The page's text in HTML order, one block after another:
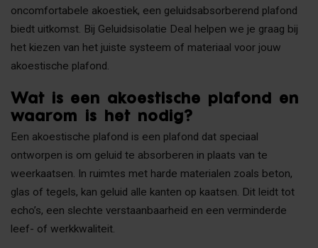
oncomfortabele akoestiek, een geluidsabsorberend plafond
biedt uitkomst. Bij Geluidsisolatie Deal helpen we je graag bij
het kiezen van het juiste systeem of materiaal voor jouw
akoestische plafond.
Wat is een akoestische plafond en
waarom is het nodig?
Een akoestische plafond is een plafond dat speciaal
ontworpen is om geluid te absorberen in plaats van te
weerkaatsen. In ruimtes met harde materialen zoals beton,
glas of tegels, kan geluid alle kanten op kaatsen. Dit leidt tot
echo’s, een slechte verstaanbaarheid en een verminderde
leef- of werkkwaliteit.